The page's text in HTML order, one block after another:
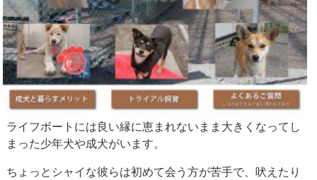
ライフボートには良い縁に恵まれないまま大きくなってし
まった少年犬や成犬がいます。
ちょっとシャイな彼らは初めて会う方が苦手で、吠えたり